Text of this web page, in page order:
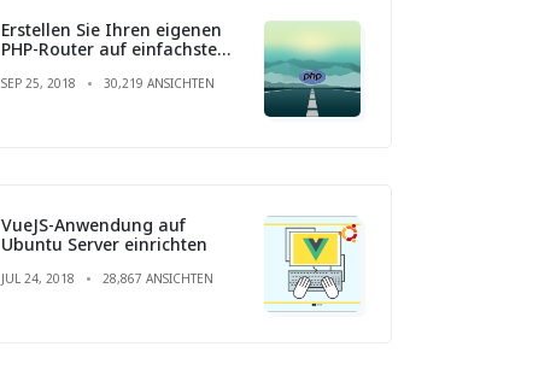
Erstellen Sie Ihren eigenen
PHP-Router auf einfachste
SEP 25, 2018 30,219 ANSICHTEN
VueJS-Anwendung auf
Ubuntu Server einrichten
JUL 24, 2018 28,867 ANSICHTEN